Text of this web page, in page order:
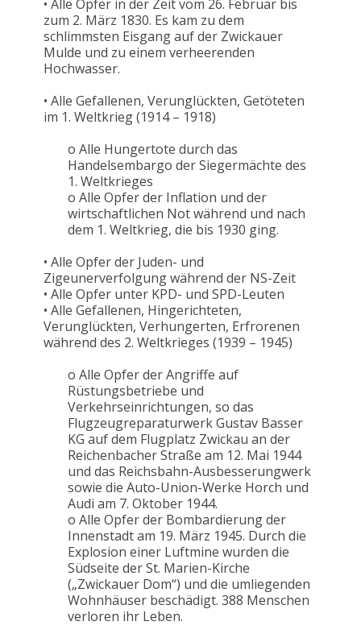
• Alle Opfer in der Zeit vom 26. Februar bis
zum 2. März 1830. Es kam zu dem
schlimmsten Eisgang auf der Zwickauer
Mulde und zu einem verheerenden
Hochwasser.
• Alle Gefallenen, Verunglückten, Getöteten
im 1. Weltkrieg (1914 – 1918)
o Alle Hungertote durch das
Handelsembargo der Siegermächte des
1. Weltkrieges
o Alle Opfer der Inflation und der
wirtschaftlichen Not während und nach
dem 1. Weltkrieg, die bis 1930 ging.
• Alle Opfer der Juden- und
Zigeunerverfolgung während der NS-Zeit
• Alle Opfer unter KPD- und SPD-Leuten
• Alle Gefallenen, Hingerichteten,
Verunglückten, Verhungerten, Erfrorenen
während des 2. Weltkrieges (1939 – 1945)
o Alle Opfer der Angriffe auf
Rüstungsbetriebe und
Verkehrseinrichtungen, so das
Flugzeugreparaturwerk Gustav Basser
KG auf dem Flugplatz Zwickau an der
Reichenbacher Straße am 12. Mai 1944
und das Reichsbahn-Ausbesserungwerk
sowie die Auto-Union-Werke Horch und
Audi am 7. Oktober 1944.
o Alle Opfer der Bombardierung der
Innenstadt am 19. März 1945. Durch die
Explosion einer Luftmine wurden die
Südseite der St. Marien-Kirche
(„Zwickauer Dom“) und die umliegenden
Wohnhäuser beschädigt. 388 Menschen
verloren ihr Leben.